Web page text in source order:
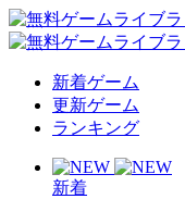
新着ゲーム
更新ゲーム
ランキング
新着